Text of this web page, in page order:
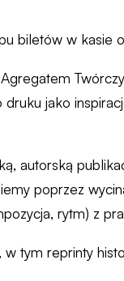
biletów w kasie
jako
autorską
poprzez
rytm) z
tym reprinty